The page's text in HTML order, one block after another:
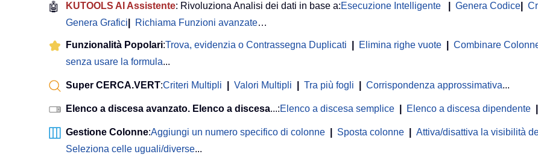
🤖 KUTOOLS AI Assistente: Rivoluziona Analisi dei dati in base a:Esecuzione Intelligente Genera Codice
Genera Grafici
Richiama Funzioni avanzate…
Funzionalità Popolari:Trova, evidenzia o Contrassegna Duplicati Elimina righe vuote Combinare
senza usare la formula...
Super CERCA.VERT:Criteri Multipli Valori Multipli Tra più fogli Corrispondenza approssimativa...
Elenco a discesa avanzato. Elenco a discesa...:Elenco a discesa semplice Elenco a discesa dipendente
Gestione Colonne:Aggiungi un numero specifico di colonne Sposta colonne Attiva/disattiva la visibilità
Seleziona celle uguali/diverse...